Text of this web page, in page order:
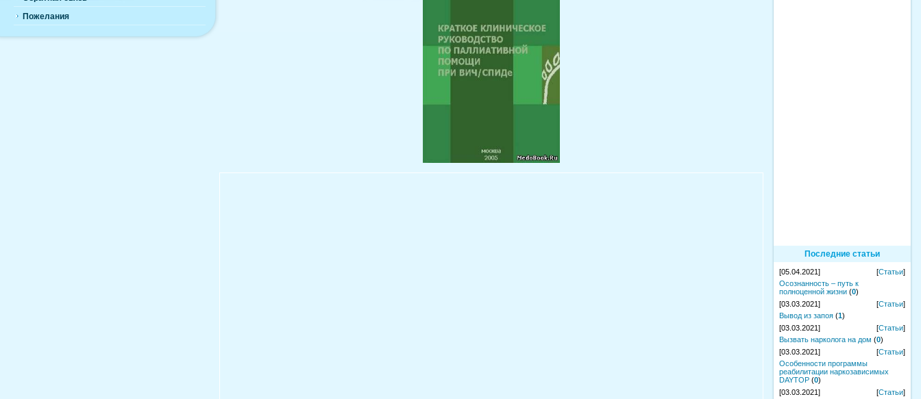
Пожелания
Последние статьи
[05.04.2021] [Статьи]
Осознанность – путь к
полноценной жизни (0)
[03.03.2021]
[Статьи]
Вывод из запоя (1)
[03.03.2021]
[Статьи]
Вызвать нарколога на дом (0)
[03.03.2021]
[Статьи]
Особенности программы
реабилитации наркозависимых
DAYTOP (0)
[03.03.2021]
[Статьи]